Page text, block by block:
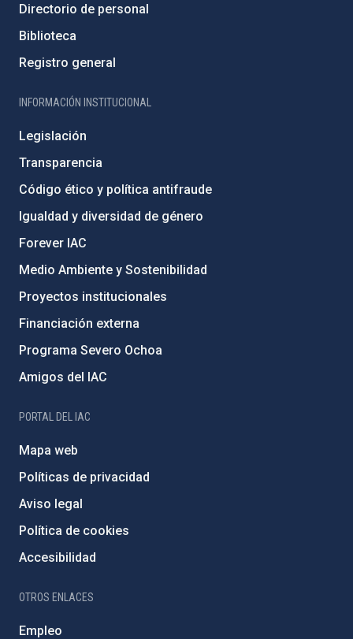
Directorio de personal
Biblioteca
Registro general
INFORMACIÓN INSTITUCIONAL
Legislación
Transparencia
Código ético y política antifraude
Igualdad y diversidad de género
Forever IAC
Medio Ambiente y Sostenibilidad
Proyectos institucionales
Financiación externa
Programa Severo Ochoa
Amigos del IAC
PORTAL DEL IAC
Mapa web
Políticas de privacidad
Aviso legal
Política de cookies
Accesibilidad
OTROS ENLACES
Empleo